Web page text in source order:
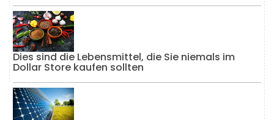
Dies sind die Lebensmittel, die Sie niemals im
Dollar Store kaufen sollten